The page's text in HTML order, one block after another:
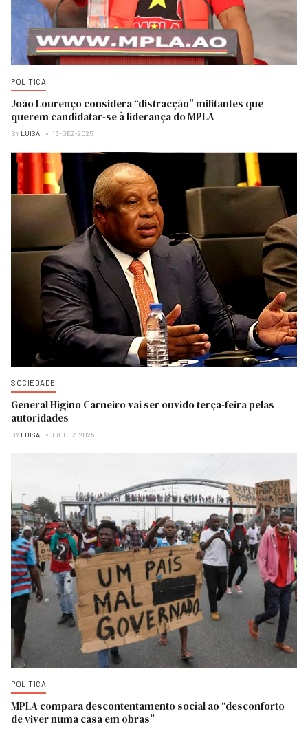
POLITICA
João Lourenço considera “distracção” militantes que
querem candidatar-se à liderança do MPLA
BY LUISA 13-DEZ-2025
SOCIEDADE
General Higino Carneiro vai ser ouvido terça-feira pelas
autoridades
BY LUISA 08-DEZ-2025
POLITICA
MPLA compara descontentamento social ao “desconforto
de viver numa casa em obras”